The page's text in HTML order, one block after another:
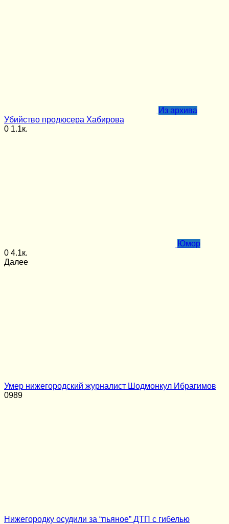
Из архива
Убийство продюсера Хабирова
0 1.1к.
Юмор
0 4.1к.
Далее
Умер нижегородский журналист Шодмонкул Ибрагимов
0989
Нижегородку осудили за “пьяное” ДТП с гибелью